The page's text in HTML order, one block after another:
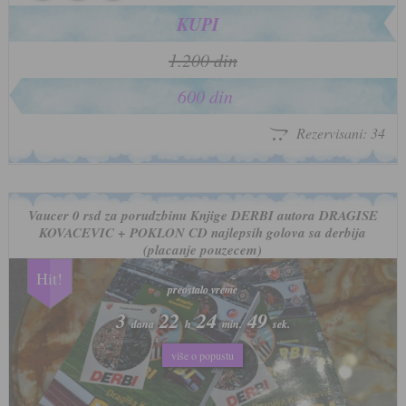
KUPI
1.200 din
600 din
Rezervisani: 34
Vaucer 0 rsd za porudzbinu Knjige DERBI autora DRAGISE
KOVACEVIC + POKLON CD najlepsih golova sa derbija
(placanje pouzecem)
Hit!
preostalo vreme
3dana 22h 24min. 46sek.
više o popustu
preostalo vreme
3dana 22h 24min. 46sek.
više o popustu